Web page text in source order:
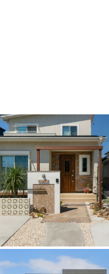
land_garden
24 0
land_garden
27 0